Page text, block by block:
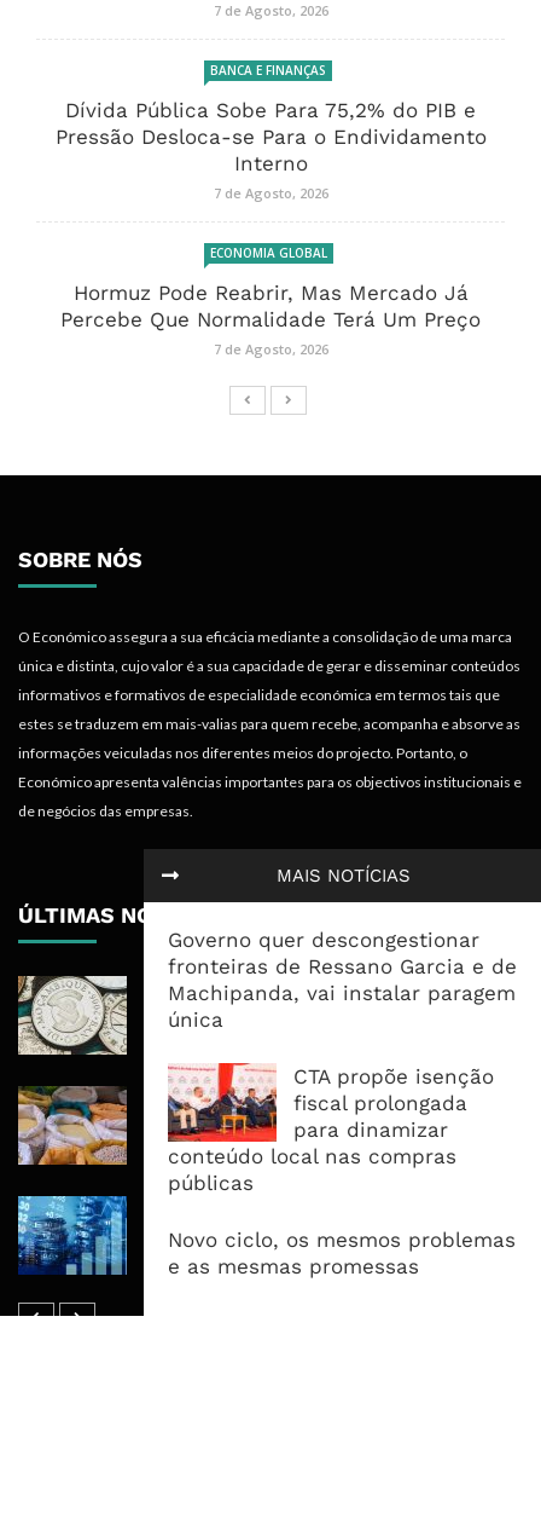
MAIS NOTÍCIAS
Governo quer descongestionar
fronteiras de Ressano Garcia e de
Machipanda, vai instalar paragem
única
CTA propõe isenção
fiscal prolongada
para dinamizar
conteúdo local nas compras
públicas
Novo ciclo, os mesmos problemas
e as mesmas promessas
7 de Agosto, 2026
BANCA E FINANÇAS
Dívida Pública Sobe Para 75,2% do PIB e
Pressão Desloca-se Para o Endividamento
Interno
7 de Agosto, 2026
ECONOMIA GLOBAL
Hormuz Pode Reabrir, Mas Mercado Já
Percebe Que Normalidade Terá Um Preço
7 de Agosto, 2026
SOBRE NÓS
O Económico assegura a sua eficácia mediante a consolidação de uma marca
única e distinta, cujo valor é a sua capacidade de gerar e disseminar conteúdos
informativos e formativos de especialidade económica em termos tais que
estes se traduzem em mais-valias para quem recebe, acompanha e absorve as
informações veiculadas nos diferentes meios do projecto. Portanto, o
Económico apresenta valências importantes para os objectivos institucionais e
de negócios das empresas.
ÚLTIMAS NOTÍCIAS
Economia Moçambicana Procura
Recuperar em 2026, Mas Crédito,
Commodities Agrícolas Entram Numa
Nova Fase de Risco Após Meses de
Oferta Confortável
PIB e Pressão Desloca-se Para o
Endividamento Interno